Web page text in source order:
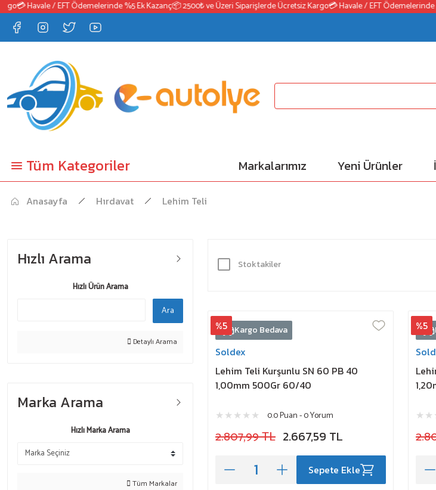
💳 Havale / EFT Ödemelerinde %5 Ek Kazanç📦 2500₺ ve Üzeri Siparişlerde Ücretsiz Kargo💳 Havale / EFT Ödemelerinde %5
Tüm Kategoriler Markalarımız Yeni Ürünler
Anasayfa Hırdavat Lehim Teli
Hızlı Arama
Hızlı Ürün Arama
Ara
Detaylı Arama
Marka Arama
Hızlı Marka Arama
Tüm Markalar
Stoktakiler
%5 Kargo Bedava
Soldex
Lehim Teli Kurşunlu SN 60 PB 40
1,00mm 500Gr 60/40
0.0 Puan - 0 Yorum
2.807,99 TL 2.667,59 TL
Sepete Ekle
%5